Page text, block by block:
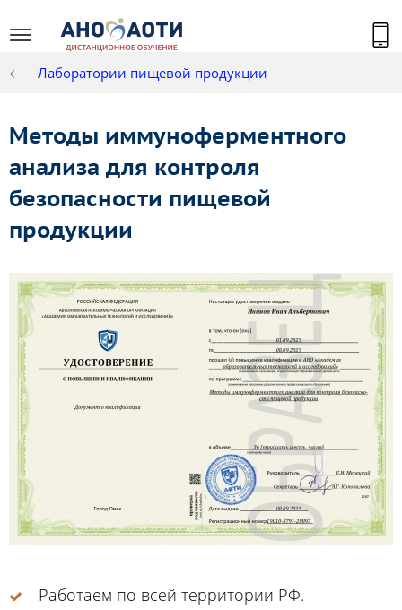
Лаборатории пищевой продукции
Методы иммуноферментного
анализа для контроля
безопасности пищевой
продукции
Работаем по всей территории РФ.